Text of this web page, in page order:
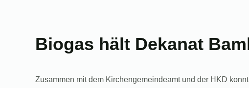
Biogas hält Dekanat
Zusammen mit dem Kirchengemeindeamt und der HKD